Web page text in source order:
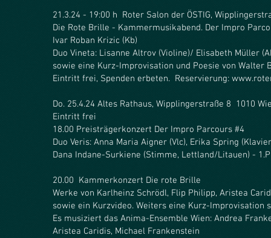
21.3.24 - 19:00 h Roter Salon der ÖSTIG,
Die Rote Brille - Kammermusikabend. Der Impro
Ivar Roban Krizic (Kb)
Duo Vineta: Lisanne Altrov (Violine)/ Elisabeth Müller
sowie eine Kurz-Improvisation und Poesie von Walter
Eintritt frei, Spenden erbeten. Reservierung:
Do. 25.4.24 Altes Rathaus, Wipplingerstraße 8 1010
Eintritt frei
18.00 Preisträgerkonzert Der Impro Parcours #4
Duo Veris: Anna Maria Aigner (Vlc), Erika Spring
Dana Indane-Surkiene (Stimme, Lettland/Litauen) -
20.00 Kammerkonzert Die rote Brille
Werke von Karlheinz Schrödl, Flip Philipp, Aristea
sowie ein Kurzvideo. Weiters eine Kurz-Improvisation
Es musiziert das Anima-Ensemble Wien: Andrea
Aristea Caridis, Michael Frankenstein